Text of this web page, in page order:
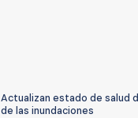
Actualizan estado de salud
de las inundaciones